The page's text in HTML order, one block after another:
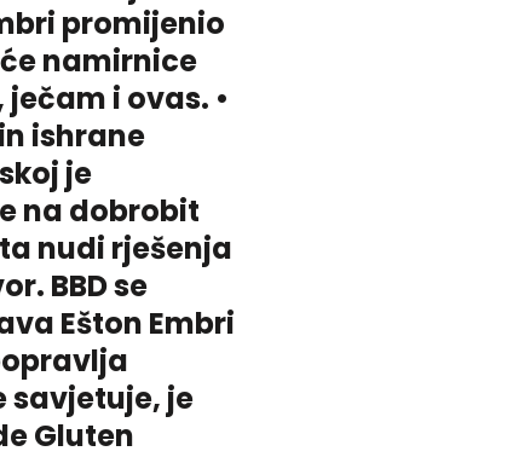
promijenio
namirnice
i ovas. •
ishrane
je
na dobrobit
nudi rješenja
BBD se
Ešton Embri
savjetuje, je
Gluten